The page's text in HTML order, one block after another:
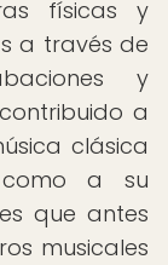
físicas y
a través de
y
a
clásica
a su
que antes
musicales